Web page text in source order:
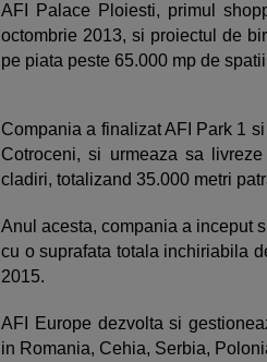
AFI Palace Ploiesti, primul
octombrie 2013, si proiectul de
pe piata peste 65.000 mp de
Compania a finalizat AFI Park 1
Cotroceni, si urmeaza sa
cladiri, totalizand 35.000 metri
Anul acesta, compania a inceput
cu o suprafata totala inchiriabila
2015.
AFI Europe dezvolta si
in Romania, Cehia, Serbia,